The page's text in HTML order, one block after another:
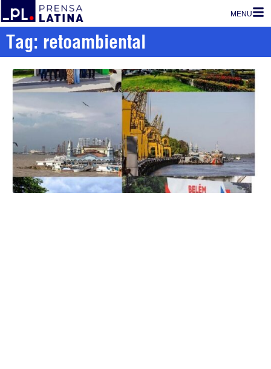
MENU
Tag: retoambiental